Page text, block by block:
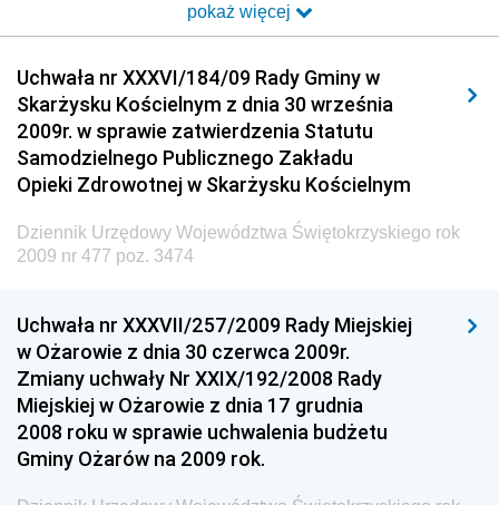
Dziennik Urzędowy Ministra Transportu i Budownictwa
Elektronicznej
Dziennik Urzędowy Ministra Spraw Wewnętrznych i
Administracji
Dziennik Urzędowy Ministra Transportu
Dziennik Urzędowy Ministra Budownictwa
Dziennik Urzędowy Ministra Nauki i Szkolnictwa
Dziennik Urzędowy Głównego Urzędu Miar
Dziennik Urzędowy Ministra Rolnictwa i Rozwoju Wsi
Dziennik Urzędowy Ministra Edukacji Narodowej i
Sportu
Dziennik Urzędowy Ministra Edukacji i Nauki
Dziennik Urzędowy Ministra Edukacji Narodowej
pokaż więcej
Uchwała nr XXXVI/184/09 Rady Gminy w
Skarżysku Kościelnym z dnia 30 września
2009r. w sprawie zatwierdzenia Statutu
Samodzielnego Publicznego Zakładu
Opieki Zdrowotnej w Skarżysku Kościelnym
Dziennik Urzędowy Województwa Świętokrzyskiego rok
2009 nr 477 poz. 3474
Uchwała nr XXXVII/257/2009 Rady Miejskiej
w Ożarowie z dnia 30 czerwca 2009r.
Zmiany uchwały Nr XXIX/192/2008 Rady
Miejskiej w Ożarowie z dnia 17 grudnia
2008 roku w sprawie uchwalenia budżetu
Gminy Ożarów na 2009 rok.